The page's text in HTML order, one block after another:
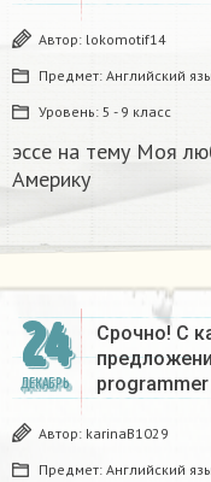
Автор: lokomotif14
Предмет: Английский
Уровень: 5 - 9 класс
эссе на тему Моя
Америку​
24
ДЕКАБРЬ
Срочно! С
Автор: karinaB1029
Предмет: Английский